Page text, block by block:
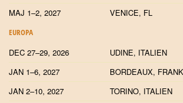
MAJ 1–2, 2027
VENICE, FL
EUROPA
DEC 27–29, 2026
UDINE, ITALIEN
JAN 1–6, 2027
BORDEAUX,
JAN 2–10, 2027
TORINO, ITALIEN